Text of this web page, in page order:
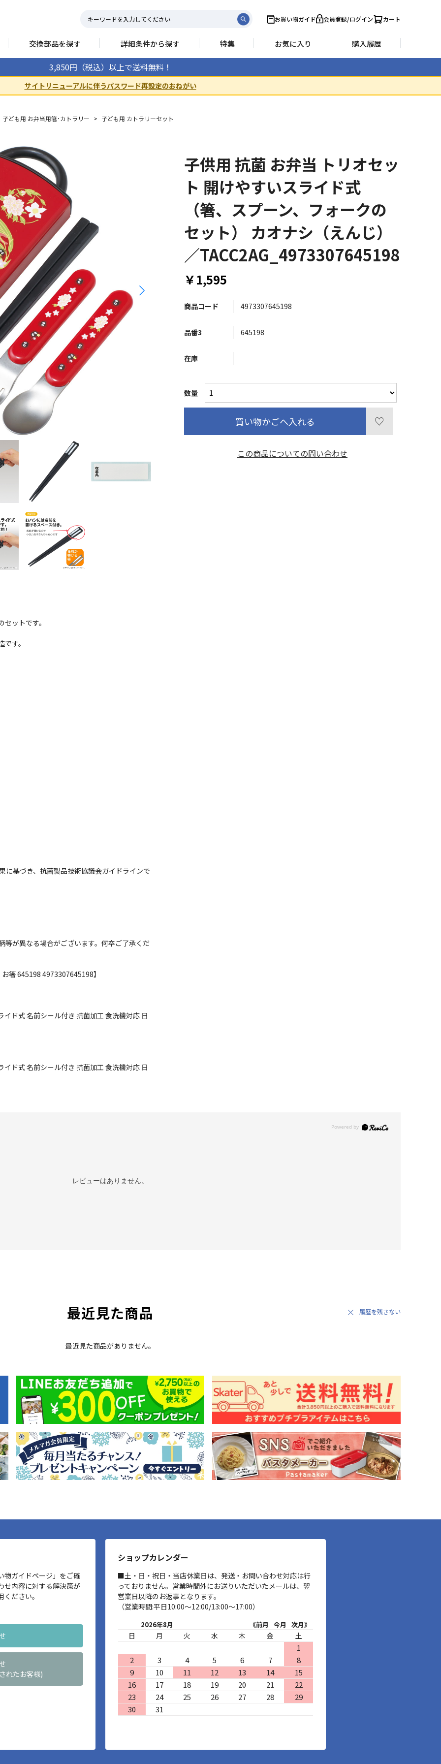
お買い物ガイド 会員登録/ログイン カート
交換部品を探す 詳細条件から探す 特集 お気に入り 購入履歴
3,850円（税込）以上で送料無料！
サイトリニューアルに伴うパスワード再設定のおねがい
子ども用 お弁当用箸･カトラリー > 子ども用 カトラリーセット
ットです。
す。
に基づき、抗菌製品技術協議会ガイドラインで
が異なる場合がございます。何卒ご了承くだ
箸 645198 4973307645198】
ド式 名前シール付き 抗菌加工 食洗機対応 日
ド式 名前シール付き 抗菌加工 食洗機対応 日
子供用 抗菌 お弁当 トリオセッ
ト 開けやすいスライド式
（箸、スプーン、フォークの
セット） カオナシ（えんじ）
／TACC2AG_4973307645198
￥1,595
商品コード 4973307645198
品番3 645198
在庫
数量
買い物かごへ入れる
この商品についての問い合わせ
レビューはありません。
最近見た商品
最近見た商品がありません。
履歴を残さない
物ガイドページ」をご確
せ内容に対する解決策が
ださい。
れたお客様)
ショップカレンダー
■土・日・祝日・当店休業日は、発送・お問い合わせ対応は行
っておりません。営業時間外にお送りいただいたメールは、翌
営業日以降のお返事となります。
（営業時間:平日10:00～12:00/13:00～17:00）
2026年8月 《前月 今月 次月》
日 月 火 水 木 金 土
1
2
3 4 5 6 7
8
9
10 11 12 13 14
15
16
17 18 19 20 21
22
23
24 25 26 27 28
29
30
31